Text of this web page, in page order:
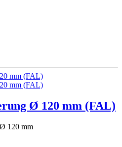
Ø 120 mm (FAL)
120 mm